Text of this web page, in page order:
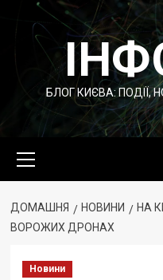
Перейти
БЛОГ КИЄВА: ПОДІЇ,
меню
ДОМАШНЯ НОВИНИ
НА
ВОРОЖИХ ДРОНАХ
Новини